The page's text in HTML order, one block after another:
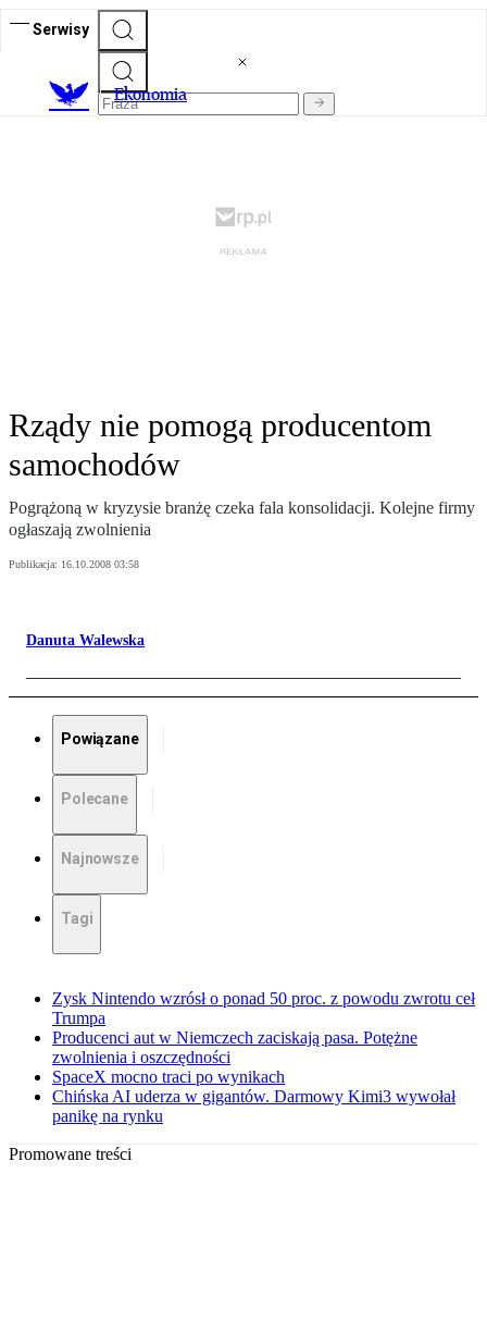
Serwisy
Ekonomia
Rządy nie pomogą producentom
samochodów
Pogrążoną w kryzysie branżę czeka fala konsolidacji. Kolejne firmy
ogłaszają zwolnienia
Publikacja: 16.10.2008 03:58
Danuta Walewska
Powiązane
Polecane
Najnowsze
Tagi
Zysk Nintendo wzrósł o ponad 50 proc. z powodu zwrotu ceł
Trumpa
Producenci aut w Niemczech zaciskają pasa. Potężne
zwolnienia i oszczędności
SpaceX mocno traci po wynikach
Chińska AI uderza w gigantów. Darmowy Kimi3 wywołał
panikę na rynku
Promowane treści